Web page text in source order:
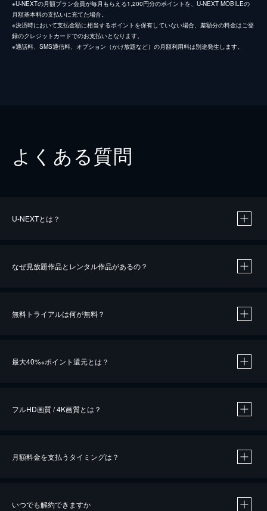
※U-NEXTの月額プラン会員が毎月もらえる1,200円分のポイントを、U-NEXT MOBILEの
月額基本料の支払いに充てた場合。
※決済時において支払金額に相当するポイントを保有していない場合、差額分の料金はご登
録のクレジットカードでのお支払いとなります。
※通話料、SMS通信料、オプション（かけ放題など）の月額利用料は別途発生します。
よくある質問
U-NEXTとは？
なぜ見放題作品とレンタル作品があるの？
無料トライアルは何が無料？
最大40%※ポイント還元とは？
※40％ポイント還元の対象は、クレジットカード決済による作品の購入 / レンタルです。
iOSアプリのUコイン決済による作品の購入 / レンタルは、20％のポイント還元です。
フルHD画質 / 4K画質とは？
月額料金を支払うタイミングは？
いつでも解約できますか